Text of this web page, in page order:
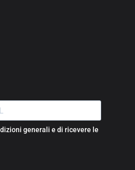
generali e di ricevere le